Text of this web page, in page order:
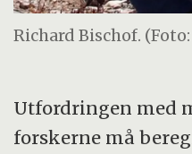
Richard Bischof.
Utfordringen med
forskerne må